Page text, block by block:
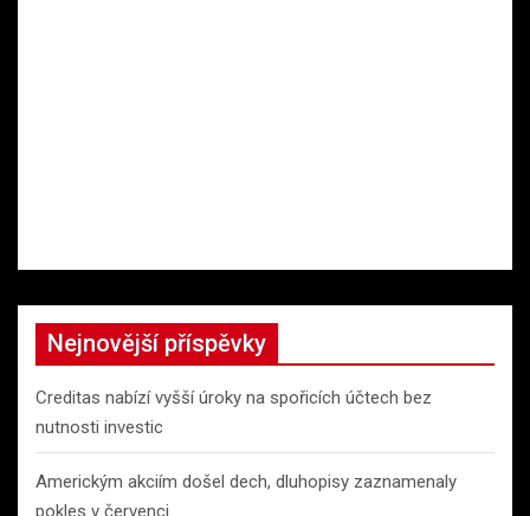
Nejnovější příspěvky
Creditas nabízí vyšší úroky na spořicích účtech bez
nutnosti investic
Americkým akciím došel dech, dluhopisy zaznamenaly
pokles v červenci